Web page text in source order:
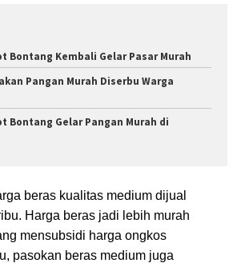
Bontang Kembali Gelar Pasar Murah
Pangan Murah Diserbu Warga
Bontang Gelar Pangan Murah di
beras kualitas medium dijual
Harga beras jadi lebih murah
mensubsidi harga ongkos
pasokan beras medium juga